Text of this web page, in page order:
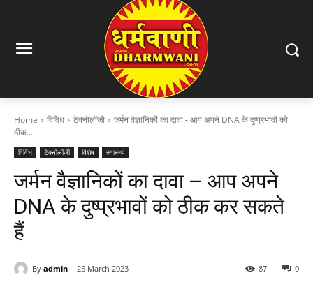
Home विविध टेक्नोलॉजी
जर्मन वैज्ञानिकों का दावा - आप अपने DNA के दुष्प्रभावों को
ठीक...
विविध टेक्नोलॉजी विशेष स्वास्थ्य
जर्मन वैज्ञानिकों का दावा – आप अपने
DNA के दुष्प्रभावों को ठीक कर सकते
हैं
By admin 25 March 2023 0
87